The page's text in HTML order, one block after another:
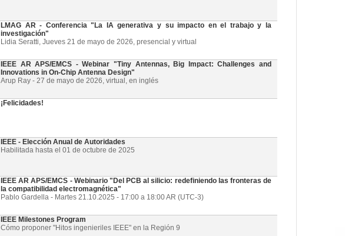
LMAG AR - Conferencia "La IA generativa y su impacto en el trabajo y la
investigación"
Lidia Seratti, Jueves 21 de mayo de 2026, presencial y virtual
IEEE AR APS/EMCS - Webinar "Tiny Antennas, Big Impact: Challenges and
Innovations in On-Chip Antenna Design"
Arup Ray - 27 de mayo de 2026, virtual, en inglés
¡Felicidades!
IEEE - Elección Anual de Autoridades
Habilitada hasta el 01 de octubre de 2025
IEEE AR APS/EMCS - Webinario "Del PCB al silicio: redefiniendo las fronteras de
la compatibilidad electromagnética"
Pablo Gardella - Martes 21.10.2025 - 17:00 a 18:00 AR (UTC-3)
IEEE Milestones Program
Cómo proponer "Hitos ingenieriles IEEE" en la Región 9